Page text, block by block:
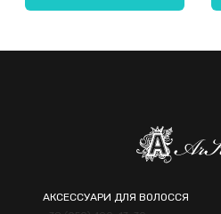
АКСЕССУАРИ ДЛЯ ВОЛОССЯ